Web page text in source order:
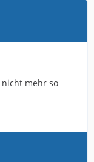
nicht mehr so